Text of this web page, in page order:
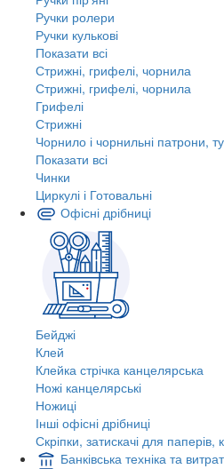
Ручки ролери
Ручки кулькові
Показати всі
Стрижні, грифелі, чорнила
Стрижні, грифелі, чорнила
Грифелі
Стрижні
Чорнило і чорнильні патрони,
Показати всі
Чинки
Циркулі і Готовальні
Офісні дрібниці
Бейджі
Клей
Клейка стрічка канцелярська
Ножі канцелярські
Ножиці
Інші офісні дрібниці
Скріпки, затискачі для паперів,
Банківська техніка та